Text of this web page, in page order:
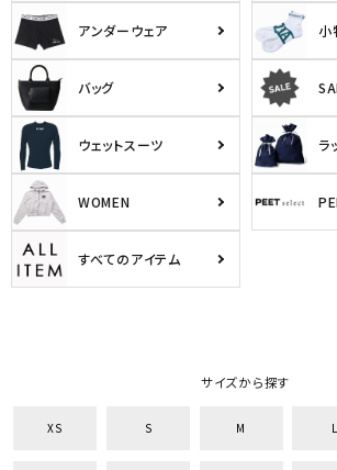
アンダーウェア 小
バッグ
ウェットスーツ ラ
WOMEN
すべてのアイテム
サイズから探す
XS S M L